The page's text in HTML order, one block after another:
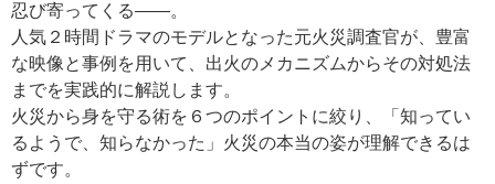
忍び寄ってくる――。
人気２時間ドラマのモデルとなった元火災調査官が、豊富
な映像と事例を用いて、出火のメカニズムからその対処法
までを実践的に解説します。
火災から身を守る術を６つのポイントに絞り、「知ってい
るようで、知らなかった」火災の本当の姿が理解できるは
ずです。